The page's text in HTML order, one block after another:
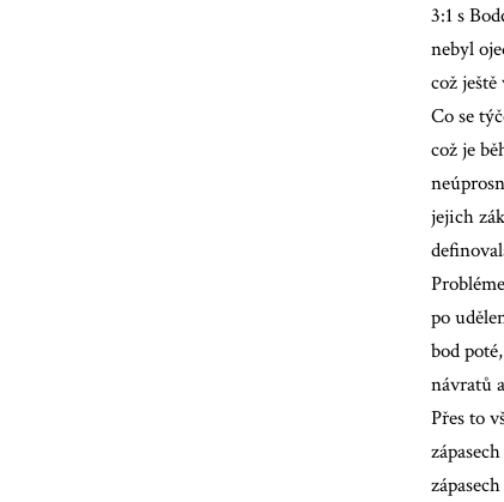
3:1 s
nebyl
což
Co se
což je
jejich
po
bod
návratů
Přes to